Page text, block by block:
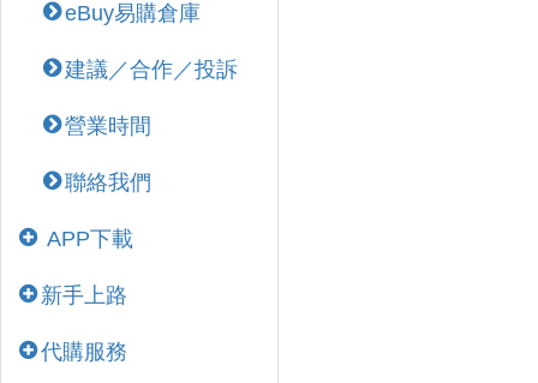
eBuy易購倉庫
建議／合作／投訴
營業時間
聯絡我們
APP下載
新手上路
代購服務